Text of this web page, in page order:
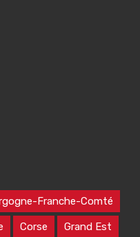
Franche-Comté
Corse Grand Est